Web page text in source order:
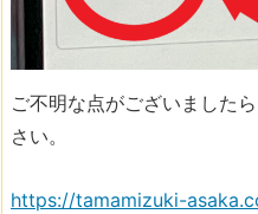
ご不明な点がございました
さい。
https://tamamizuki-